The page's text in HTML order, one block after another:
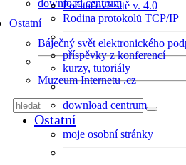
download centrum
Ostatní
Báječný svět elektronického
Muzeum Internetu .cz
Počítačové sítě v. 4.0
Rodina protokolů TCP/IP
příspěvky z konferencí
kurzy, tutoriály
download centrum
Ostatní
moje osobní stránky